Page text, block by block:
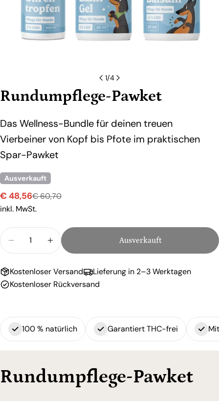
1/4
Rundumpflege-Pawket
Das Wellness-Bundle für deinen treuen
Vierbeiner von Kopf bis Pfote im praktischen
Spar-Pawket
Ausverkauft
Verkaufspreis
€ 48,56
Regulärer
Preis
€ 60,70
inkl. MwSt.
Menge für Rundumpflege-Pawket verringern
Menge für Rundumpflege-Pawket erhöhen
Ausverkauft
Kostenloser Versand
Lieferung in 2–3 Werktagen
Kostenloser Rückversand
100 % natürlich Garantiert THC-frei
Rundumpflege-Pawket